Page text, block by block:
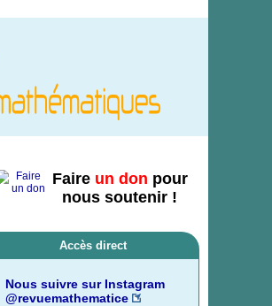
Faire un don pour
nous soutenir !
Accès direct
Nous suivre sur Instagram
@revuemathematice